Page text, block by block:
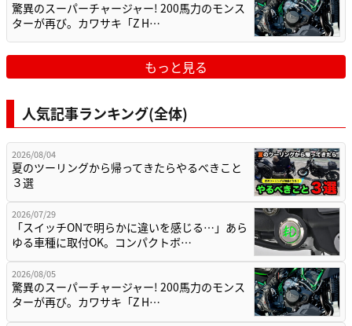
驚異のスーパーチャージャー! 200馬力のモンス
ターが再び。カワサキ「Z H…
もっと見る
人気記事ランキング(全体)
2026/08/04
夏のツーリングから帰ってきたらやるべきこと
３選
2026/07/29
「スイッチONで明らかに違いを感じる…」あら
ゆる車種に取付OK。コンパクトボ…
2026/08/05
驚異のスーパーチャージャー! 200馬力のモンス
ターが再び。カワサキ「Z H…